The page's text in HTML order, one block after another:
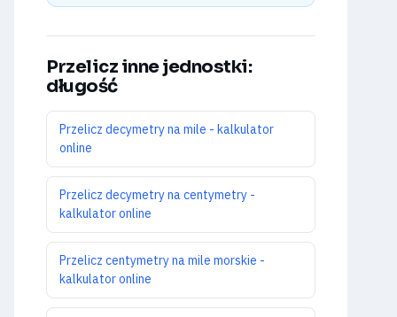
Przelicz inne jednostki:
długość
Przelicz decymetry na mile - kalkulator
online
Przelicz decymetry na centymetry -
kalkulator online
Przelicz centymetry na mile morskie -
kalkulator online